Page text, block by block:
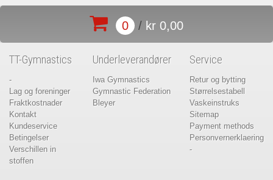
0 / kr 0,00
TT-Gymnastics
-
Lag og foreninger
Fraktkostnader
Kontakt
Kundeservice
Betingelser
Verschillen in
stoffen
Underleverandører
Iwa Gymnastics
Gymnastic Federation
Bleyer
Service
Retur og bytting
Størrelsestabell
Vaskeinstruks
Sitemap
Payment methods
Personvernerklaering
-